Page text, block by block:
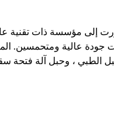
جودة عالية ومتحمسين.
الطبي ، وحبل آلة